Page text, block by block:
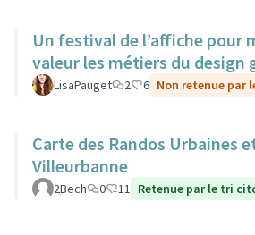
Un festival de l’affiche pour
valeur les métiers du design
LisaPauget 2 6 Non retenue par
Carte des Randos Urbaines
Villeurbanne
2Bech 0 11 Retenue par le tri